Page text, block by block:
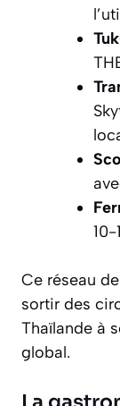
10-
Ce réseau
sortir des
Thaïlande à
global.